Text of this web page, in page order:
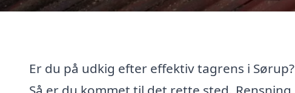
Er du på udkig efter effektiv tagrens i Sørup?